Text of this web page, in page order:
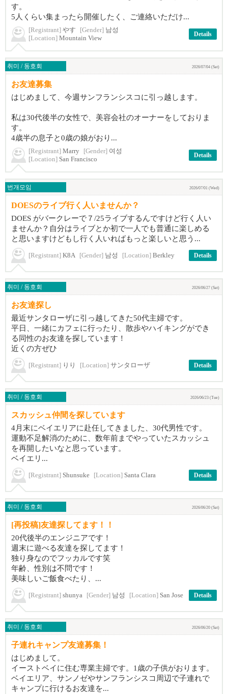
す。
5人くらい集まったら開催したく、ご連絡いただけ...
[Registrant] やす [Gender] 남성
[Location] Mountain View
Details
취미 / 동호회 2026/07/04 (Sat)
お友達募集
はじめまして、今週サンフランシスコに引っ越します。
私は30代後半の女性で、美容会社のオーナーをしておりま
す。
4歳半の息子と0歳の娘がおり...
[Registrant] Marry [Gender] 여성
[Location] San Francisco
Details
번개모임 2026/07/01 (Wed)
DOESのライブ行く人いませんか？
DOES がバークレーで７/25ライブするんですけど行く人い
ませんか？自分はライブとか初で一人でも普通に楽しめる
と思いますけどもし行く人いればもっと楽しいと思う...
[Registrant] K8A [Gender] 남성 [Location] Berkley Details
취미 / 동호회 2026/06/27 (Sat)
お友達探し
最近サンタローザに引っ越してきた50代主婦です。
平日、一緒にカフェに行ったり、散歩やハイキングができ
る同性のお友達を探しています！
近くの方ぜひ
[Registrant] りり [Location] サンタローザ Details
취미 / 동호회 2026/06/23 (Tue)
スカッシュ仲間を探しています
4月末にベイエリアに赴任してきました、30代男性です。
運動不足解消のために、数年前までやっていたスカッシュ
を再開したいなと思っています。
ベイエリ...
[Registrant] Shunsuke [Location] Santa Clara Details
취미 / 동호회 2026/06/20 (Sat)
[再投稿]友達探してます！！
20代後半のエンジニアです！
週末に遊べる友達を探してます！
独り身なのでフッカルです笑
年齢、性別は不問です！
美味しいご飯食べたり、...
[Registrant] shunya [Gender] 남성 [Location] San Jose Details
취미 / 동호회 2026/06/20 (Sat)
子連れキャンプ友達募集！
はじめまして。
イーストベイに住む専業主婦です。1歳の子供がおります。
ベイエリア、サンノゼやサンフランシスコ周辺で子連れで
キャンプに行けるお友達を...